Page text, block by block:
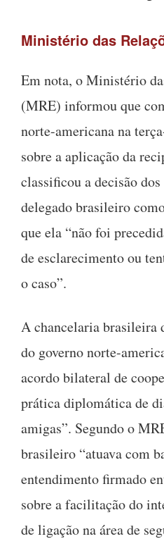
Ministério das
Em nota, o Ministério
(MRE) informou que
norte-americana na
sobre a aplicação da
classificou a decisão
delegado brasileiro
que ela “não foi
de esclarecimento ou
o caso”.
A chancelaria brasileira
do governo norte-
acordo bilateral de
prática diplomática de
amigas”. Segundo o
brasileiro “atuava com
entendimento firmado
sobre a facilitação do
de ligação na área de